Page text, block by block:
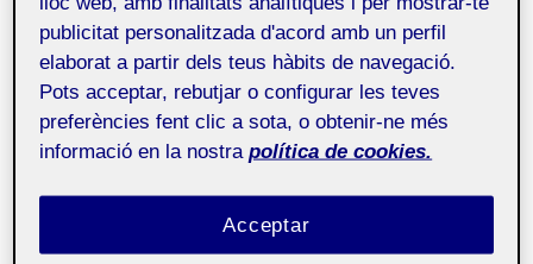
revisitantHow Computers
Imagine Humans?en l’era de
l’art generatiu de la IA
Aquest article revisita How Computers Imagine
publicitat personalitzada d'acord amb un perfil
elaborat a partir dels teus hàbits de navegació.
Pots acceptar, rebutjar o configurar les teves
preferències fent clic a sota, o obtenir-ne més
informació en la nostra política de cookies.
Acceptar